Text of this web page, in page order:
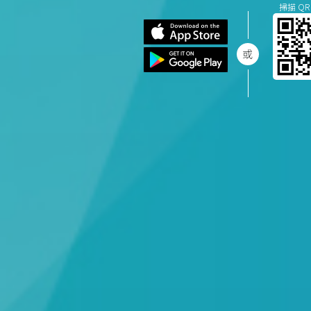
掃描